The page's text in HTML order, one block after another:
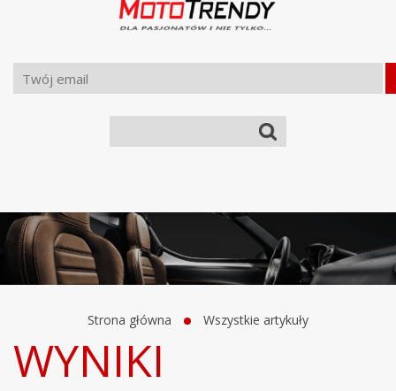
Strona główna Wszystkie artykuły
WYNIKI